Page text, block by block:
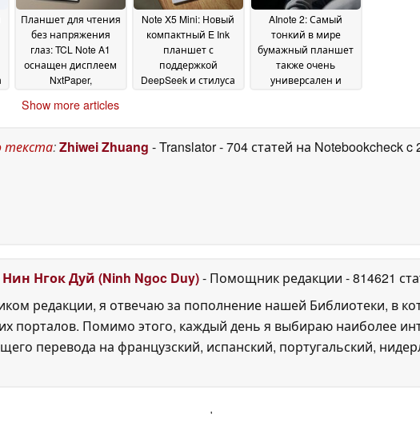
Планшет для чтения
без напряжения
глаз: TCL Note A1
оснащен дисплеем
NxtPaper,
и практичными
December 2025
Note X5 Mini: Новый
компактный E Ink
планшет с
поддержкой
DeepSeek и стилуса
AInote 2: Самый
тонкий в мире
бумажный планшет
также очень
универсален и
Show more articles
текста:Zhiwei Zhuang - Translator- 704 статей на Notebookcheckc
Нин Нгок Дуй (Ninh Ngoc Duy)- Помощник редакции - 814621
редакции, я отвечаю за пополнение нашей Библиотеки, в
порталов. Помимо этого, каждый день я выбираю наиболее
перевода на французский, испанский, португальский,
'